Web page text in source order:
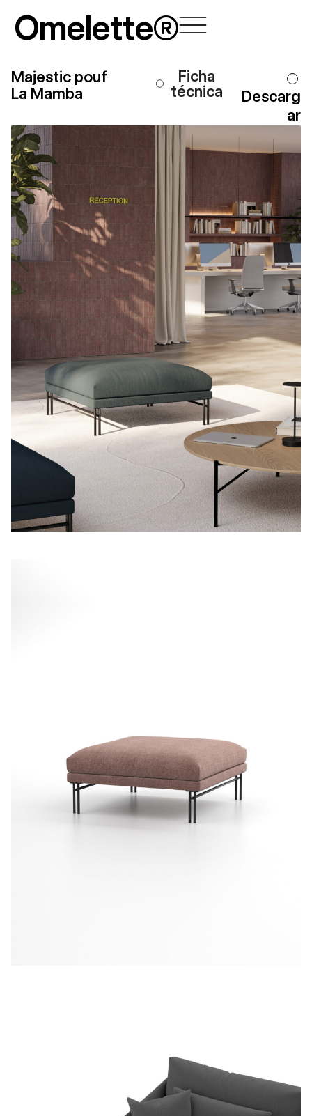
contenido
Omelette®
Majestic pouf
La Mamba
Descarg
ar
Ficha
técnica